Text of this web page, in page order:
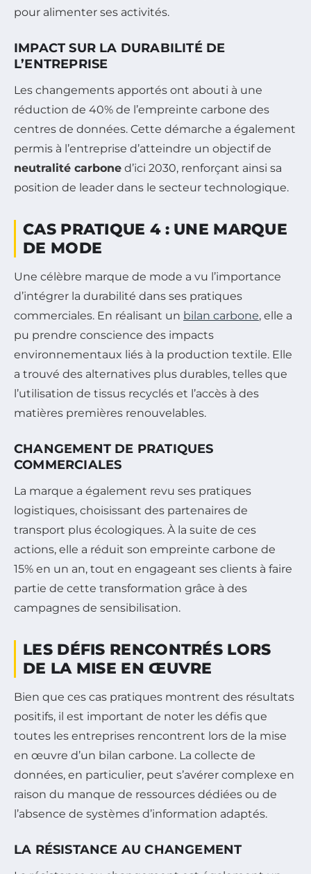
pour alimenter ses activités.
IMPACT SUR LA DURABILITÉ DE
L’ENTREPRISE
Les changements apportés ont abouti à une
réduction de 40% de l’empreinte carbone des
centres de données. Cette démarche a également
permis à l’entreprise d’atteindre un objectif de
neutralité carbone d’ici 2030, renforçant ainsi sa
position de leader dans le secteur technologique.
CAS PRATIQUE 4 : UNE MARQUE
DE MODE
Une célèbre marque de mode a vu l’importance
d’intégrer la durabilité dans ses pratiques
commerciales. En réalisant un bilan carbone, elle a
pu prendre conscience des impacts
environnementaux liés à la production textile. Elle
a trouvé des alternatives plus durables, telles que
l’utilisation de tissus recyclés et l’accès à des
matières premières renouvelables.
CHANGEMENT DE PRATIQUES
COMMERCIALES
La marque a également revu ses pratiques
logistiques, choisissant des partenaires de
transport plus écologiques. À la suite de ces
actions, elle a réduit son empreinte carbone de
15% en un an, tout en engageant ses clients à faire
partie de cette transformation grâce à des
campagnes de sensibilisation.
LES DÉFIS RENCONTRÉS LORS
DE LA MISE EN ŒUVRE
Bien que ces cas pratiques montrent des résultats
positifs, il est important de noter les défis que
toutes les entreprises rencontrent lors de la mise
en œuvre d’un bilan carbone. La collecte de
données, en particulier, peut s’avérer complexe en
raison du manque de ressources dédiées ou de
l’absence de systèmes d’information adaptés.
LA RÉSISTANCE AU CHANGEMENT